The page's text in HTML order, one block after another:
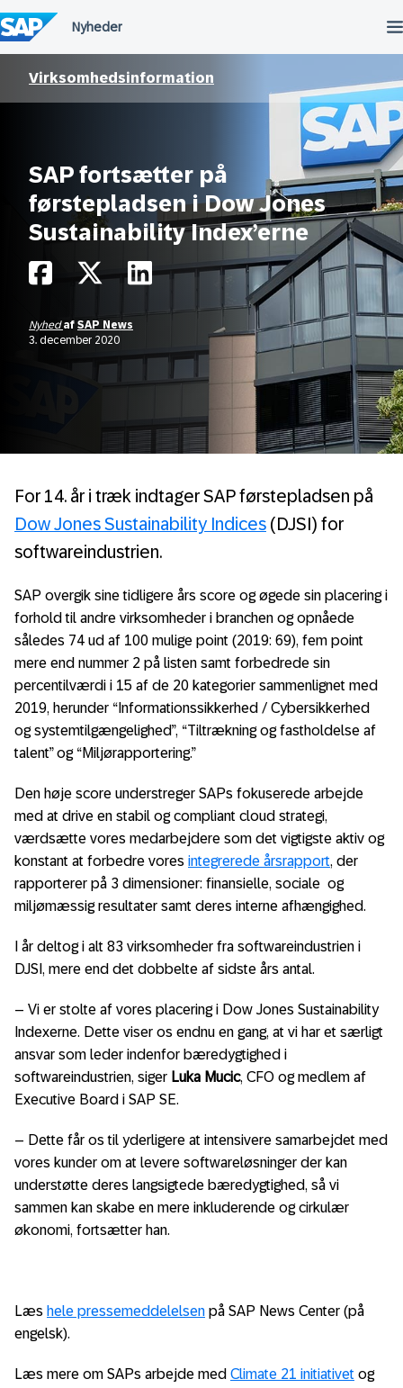
til
indholdet
Virksomhedsinformation
SAP fortsætter på
førstepladsen i Dow Jones
Sustainability Index’erne
Nyhedaf SAP News
3. december 2020
For 14. år i træk indtager SAP førstepladsen på
Dow Jones Sustainability Indices (DJSI) for
softwareindustrien.
SAP overgik sine tidligere års score og øgede sin placering i
forhold til andre virksomheder i branchen og opnåede
således 74 ud af 100 mulige point (2019: 69), fem point
mere end nummer 2 på listen samt forbedrede sin
percentilværdi i 15 af de 20 kategorier sammenlignet med
2019, herunder “Informationssikkerhed / Cybersikkerhed
og systemtilgængelighed”, “Tiltrækning og fastholdelse af
talent” og “Miljørapportering.”
Den høje score understreger SAPs fokuserede arbejde
med at drive en stabil og compliant cloud strategi,
værdsætte vores medarbejdere som det vigtigste aktiv og
konstant at forbedre vores integrerede årsrapport, der
rapporterer på 3 dimensioner: finansielle, sociale og
miljømæssig resultater samt deres interne afhængighed.
I år deltog i alt 83 virksomheder fra softwareindustrien i
DJSI, mere end det dobbelte af sidste års antal.
– Vi er stolte af vores placering i Dow Jones Sustainability
Indexerne. Dette viser os endnu en gang, at vi har et særligt
ansvar som leder indenfor bæredygtighed i
softwareindustrien, siger Luka Mucic, CFO og medlem af
Executive Board i SAP SE.
– Dette får os til yderligere at intensivere samarbejdet med
vores kunder om at levere softwareløsninger der kan
understøtte deres langsigtede bæredygtighed, så vi
sammen kan skabe en mere inkluderende og cirkulær
økonomi, fortsætter han.
Læs hele pressemeddelelsen på SAP News Center (på
engelsk).
Læs mere om SAPs arbejde med Climate 21 initiativet og